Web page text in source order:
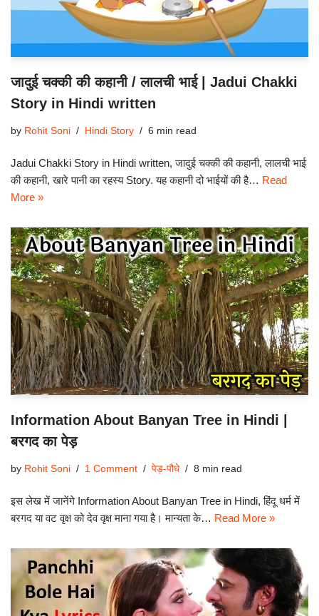
जादुई चक्की की कहानी / लालची भाई | Jadui Chakki
Story in Hindi written
by Rohit Soni Hindi Story 6 min read
Jadui Chakki Story in Hindi written, जादुई चक्की की कहानी, लालची भाई
की कहानी, खारे पानी का रहस्य Story. यह कहानी दो भाईयों की है… Read
More »
Information About Banyan Tree in Hindi |
बरगद का पेड़
by Rohit Soni 1 Comment पेड़-पौधे 8 min read
इस लेख में जानेंगे Information About Banyan Tree in Hindi, हिंदू धर्म में
बरगद या वट वृक्ष को देव वृक्ष माना गया है। मान्यता के… Read More »